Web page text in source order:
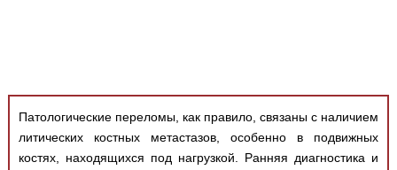
Обратная связь
Добавить материал
FAQ
Патологические переломы, как правило, связаны с наличием
литических костных метастазов, особенно в подвижных
костях, находящихся под нагрузкой. Ранняя диагностика и